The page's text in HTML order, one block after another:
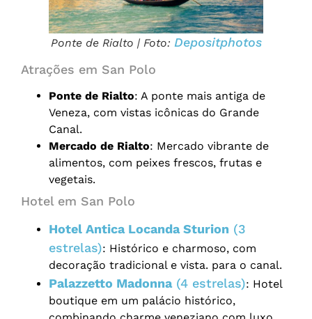
Ponte de Rialto | Foto: Depositphotos
Atrações em San Polo
Ponte de Rialto: A ponte mais antiga de
Veneza, com vistas icônicas do Grande
Canal.
Mercado de Rialto: Mercado vibrante de
alimentos, com peixes frescos, frutas e
vegetais.
Hotel em San Polo
Hotel Antica Locanda Sturion (3
estrelas): Histórico e charmoso, com
decoração tradicional e vista. para o canal.
Palazzetto Madonna(4 estrelas): Hotel
boutique em um palácio histórico,